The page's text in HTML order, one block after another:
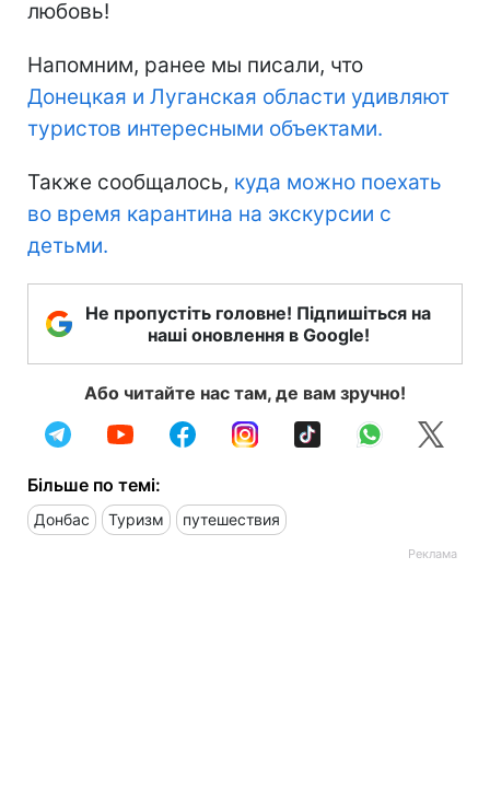
любовь!
Напомним, ранее мы писали, что
Донецкая и Луганская области удивляют
туристов интересными объектами.
Также сообщалось, куда можно поехать
во время карантина на экскурсии с
детьми.
Не пропустіть головне! Підпишіться на
наші оновлення в Google!
Або читайте нас там, де вам зручно!
Більше по темі:
Донбас Туризм путешествия